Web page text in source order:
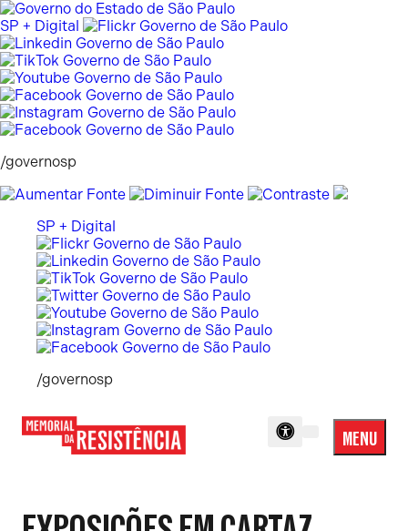
Pular
para
o
conteúdo
SP + Digital
/governosp
SP + Digital
/governosp
MENU
Menu